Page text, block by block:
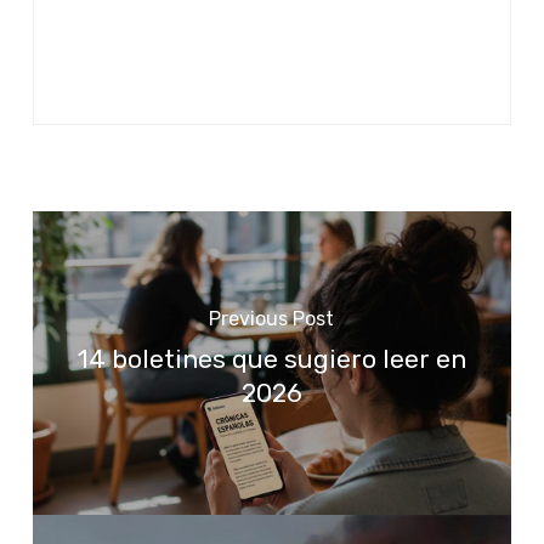
Previous Post
14 boletines que sugiero leer en
2026